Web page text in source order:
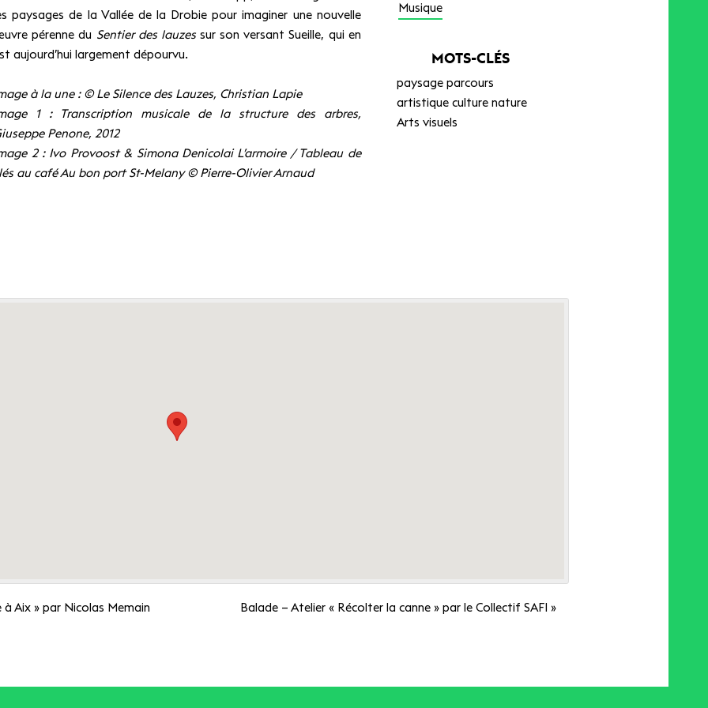
paysages de la Vallée de la Drobie pour imaginer une nouvelle
pérenne du Sentier des lauzessur son versant Sueille, qui en
aujourd’hui largement dépourvu.
à la une : © Le Silence des Lauzes, Christian Lapie
1 : Transcription musicale de la structure des arbres,
Penone, 2012
2 : Ivo Provoost & Simona Denicolai L’armoire / Tableau de
au café Au bon port St-Melany © Pierre-Olivier Arnaud
Musique
MOTS-CLÉS
paysage parcours
artistique culture nature
Arts visuels
à Aix » par Nicolas Memain Balade – Atelier « Récolter la canne » par le Collectif SAFI »